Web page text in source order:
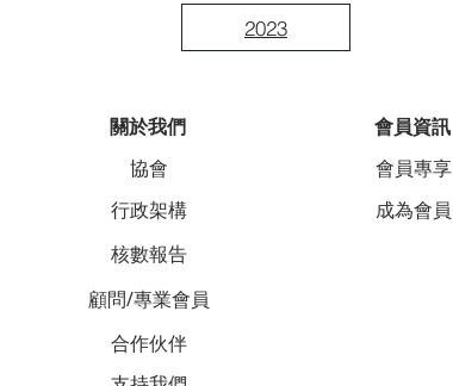
2023
關於我們
協會
行政架構
核數報告
顧問/專業會員
合作伙伴
會員資訊
會員專享
成為會員